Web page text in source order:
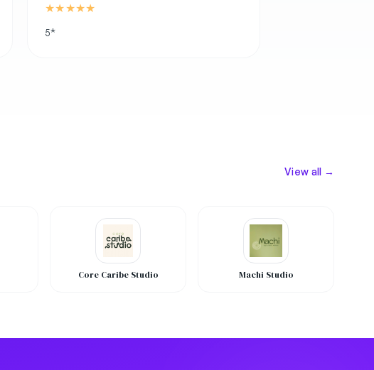
★★★★★
5*
View all →
Core Caribe Studio Machi Studio